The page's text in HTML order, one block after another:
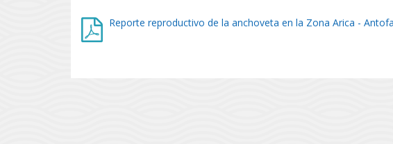
Reporte reproductivo de la anchoveta en la Zona Arica -